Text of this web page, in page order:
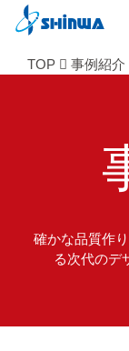
TOP 事例紹介
確かな品質作
る次代のデ